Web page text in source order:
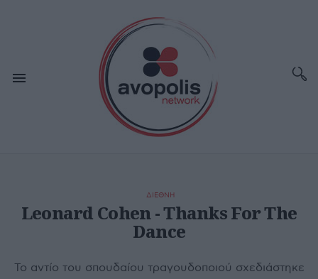
ΔΙΕΘΝΗ
Leonard Cohen - Thanks For The
Dance
Το αντίο του σπουδαίου τραγουδοποιού σχεδιάστηκε